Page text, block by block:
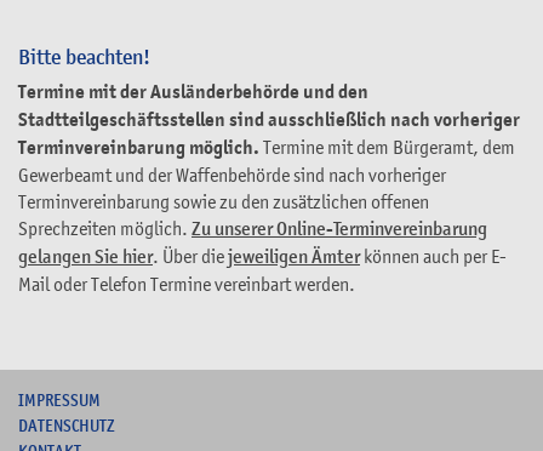
Bitte beachten!
Termine mit der Ausländerbehörde und den
Stadtteilgeschäftsstellen sind ausschließlich nach vorheriger
Terminvereinbarung möglich. Termine mit dem Bürgeramt, dem
Gewerbeamt und der Waffenbehörde sind nach vorheriger
Terminvereinbarung sowie zu den zusätzlichen offenen
Sprechzeiten möglich. Zu unserer Online-Terminvereinbarung
gelangen Sie hier. Über diejeweiligen Ämterkönnen auch per E-
Mail oder Telefon Termine vereinbart werden.
IMPRESSUM
DATENSCHUTZ